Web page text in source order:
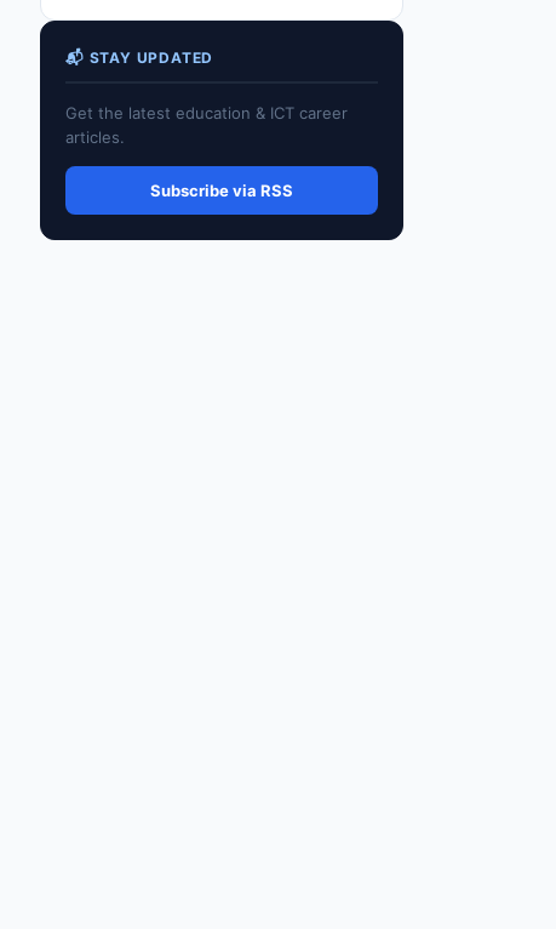
📬 STAY UPDATED
Get the latest education & ICT career
articles.
Subscribe via RSS